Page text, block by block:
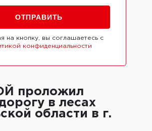
на кнопку, вы соглашаетесь с
конфиденциальности
проложил
в лесах
области в г.